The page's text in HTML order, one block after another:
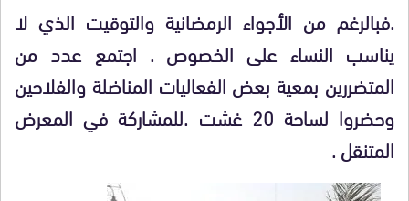
.فبالرغم من الأجواء الرمضانية والتوقيت الذي لا
يناسب النساء على الخصوص . اجتمع عدد من
المتضررين بمعية بعض الفعاليات المناضلة والفلاحين
وحضروا لساحة 20 غشت .للمشاركة في المعرض
المتنقل .